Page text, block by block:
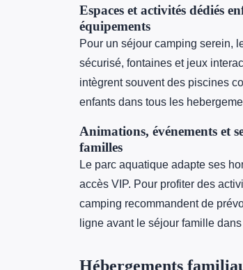
Espaces et activités dédiés
équipements
Pour un séjour camping serein,
sécurisé, fontaines et jeux
intègrent souvent des piscines
enfants dans tous les
Animations, événements et
familles
Le parc aquatique adapte ses
accès VIP. Pour profiter des
camping recommandent de
ligne avant le séjour famille
Hébergements